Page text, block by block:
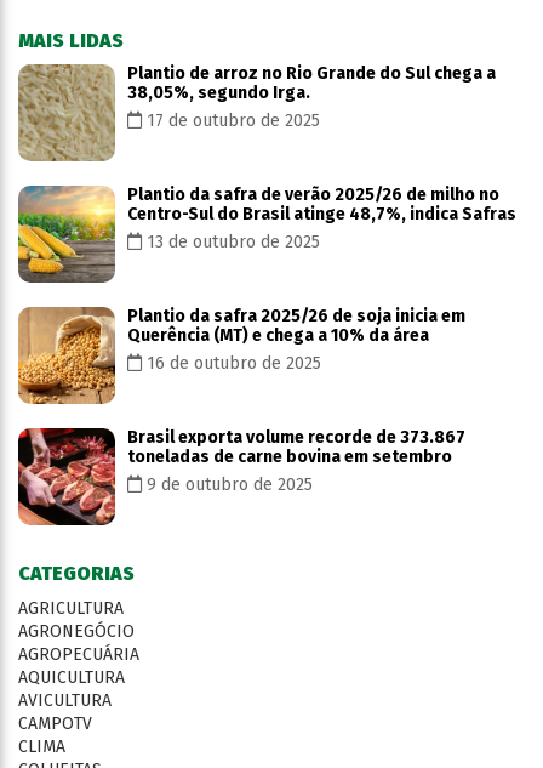
MAIS LIDAS
Plantio de arroz no Rio Grande do Sul chega a
38,05%, segundo Irga.
17 de outubro de 2025
Plantio da safra de verão 2025/26 de milho no
Centro-Sul do Brasil atinge 48,7%, indica Safras
13 de outubro de 2025
Plantio da safra 2025/26 de soja inicia em
Querência (MT) e chega a 10% da área
16 de outubro de 2025
Brasil exporta volume recorde de 373.867
toneladas de carne bovina em setembro
9 de outubro de 2025
CATEGORIAS
AGRICULTURA
AGRONEGÓCIO
AGROPECUÁRIA
AQUICULTURA
AVICULTURA
CAMPOTV
CLIMA